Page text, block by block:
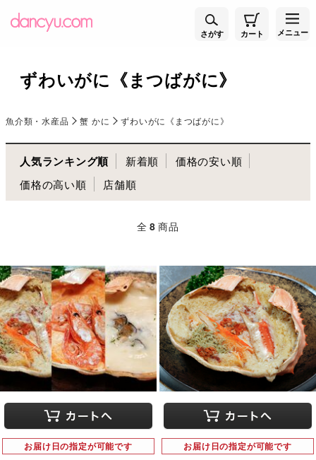
さがす カート メニュー
ずわいがに《まつばがに》
魚介類・水産品 蟹 かに ずわいがに《まつばがに》
人気ランキング順 新着順
価格の安い順
価格の高い順
店舗順
全 8 商品
お届け日の指定が可能です お届け日の指定が可能です